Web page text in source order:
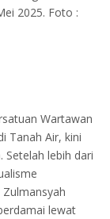
2025. Foto :
Wartawan
Tanah Air, kini
Setelah lebih dari
lewat